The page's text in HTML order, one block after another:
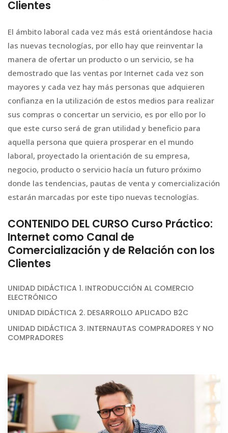
Clientes
El ámbito laboral cada vez más está orientándose hacia
las nuevas tecnologías, por ello hay que reinventar la
manera de ofertar un producto o un servicio, se ha
demostrado que las ventas por Internet cada vez son
mayores y cada vez hay más personas que adquieren
confianza en la utilización de estos medios para realizar
sus compras o concertar un servicio, es por ello por lo
que este curso será de gran utilidad y beneficio para
aquella persona que quiera prosperar en el mundo
laboral, proyectado la orientación de su empresa,
negocio, producto o servicio hacía un futuro próximo
donde las tendencias, pautas de venta y comercialización
estarán marcadas por este tipo nuevas tecnologías.
CONTENIDO DEL CURSO Curso Práctico:
Internet como Canal de
Comercialización y de Relación con los
Clientes
UNIDAD DIDÁCTICA 1. INTRODUCCIÓN AL COMERCIO
ELECTRÓNICO
UNIDAD DIDÁCTICA 2. DESARROLLO APLICADO B2C
UNIDAD DIDÁCTICA 3. INTERNAUTAS COMPRADORES Y NO
COMPRADORES